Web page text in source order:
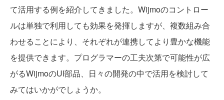
て活用する例を紹介してきました。Wijmoのコントロー
ルは単独で利用しても効果を発揮しますが、複数組み合
わせることにより、それぞれが連携してより豊かな機能
を提供できます。プログラマーの工夫次第で可能性が広
がるWijmoのUI部品、日々の開発の中で活用を検討して
みてはいかがでしょうか。